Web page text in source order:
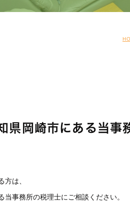
県岡崎市にある当事
方は、
当事務所の税理士にご相談ください。